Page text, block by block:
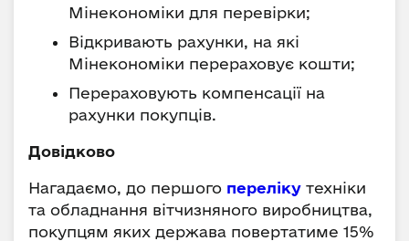
Мінекономіки для перевірки;
Відкривають рахунки, на які
Мінекономіки перераховує кошти;
Перераховують компенсації на
рахунки покупців.
Довідково
Нагадаємо, до першого переліку техніки
та обладнання вітчизняного виробництва,
покупцям яких держава повертатиме 15%